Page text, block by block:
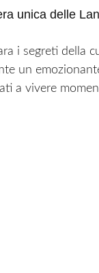
unica delle
i segreti della
un
a vivere